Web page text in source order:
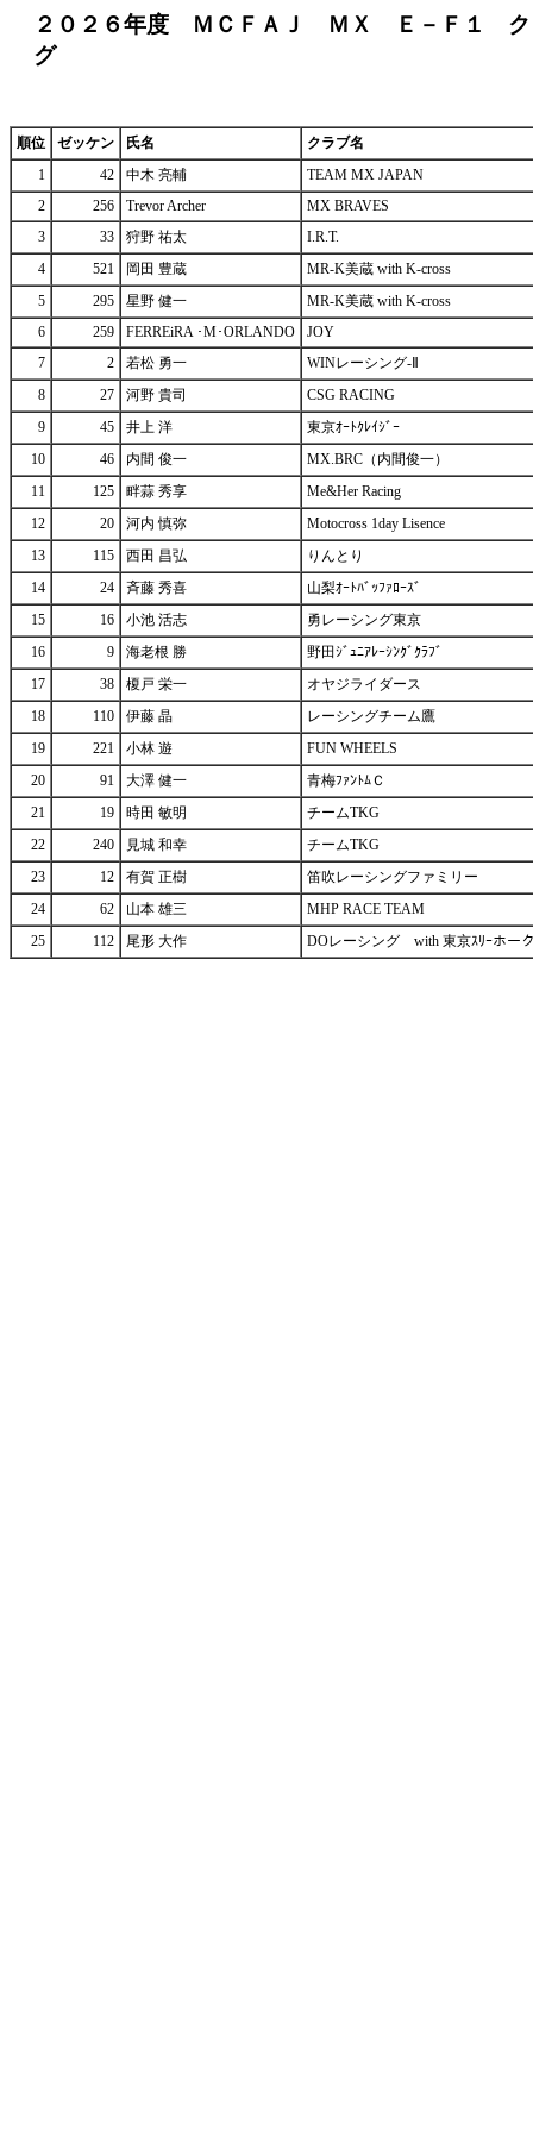
２０２６年度 ＭＣＦＡＪ ＭＸ Ｅ－Ｆ１
グ
順位 ゼッケン 氏名
クラブ名
1
42 中木 亮輔
TEAM MX JAPAN
2
256 Trevor Archer
MX BRAVES
3
33 狩野 祐太
I.R.T.
4
521 岡田 豊蔵
MR-K美蔵 with K-cross
5
295 星野 健一
MR-K美蔵 with K-cross
6
259 FERREiRA ･M･ORLANDO
JOY
7
2 若松 勇一
WINレーシング-Ⅱ
8
27 河野 貴司
CSG RACING
9
45 井上 洋
東京ｵｰﾄｸﾚｲｼﾞｰ
10
46 内間 俊一
MX.BRC（内間俊一）
11
125 畔蒜 秀享
Me&Her Racing
12
20 河内 慎弥
Motocross 1day Lisence
13
115 西田 昌弘
りんとり
14
24 斉藤 秀喜
山梨ｵｰﾄﾊﾞｯﾌｧﾛｰｽﾞ
15
16 小池 活志
勇レーシング東京
16
9 海老根 勝
野田ｼﾞｭﾆｱﾚｰｼﾝｸﾞｸﾗﾌﾞ
17
38 榎戸 栄一
オヤジライダース
18
110 伊藤 晶
レーシングチーム鷹
19
221 小林 遊
FUN WHEELS
20
91 大澤 健一
青梅ﾌｧﾝﾄﾑＣ
21
19 時田 敏明
チームTKG
22
240 見城 和幸
チームTKG
23
12 有賀 正樹
笛吹レーシングファミリー
24
62 山本 雄三
MHP RACE TEAM
25
112 尾形 大作 DOレーシング with 東京ｽﾘｰホー